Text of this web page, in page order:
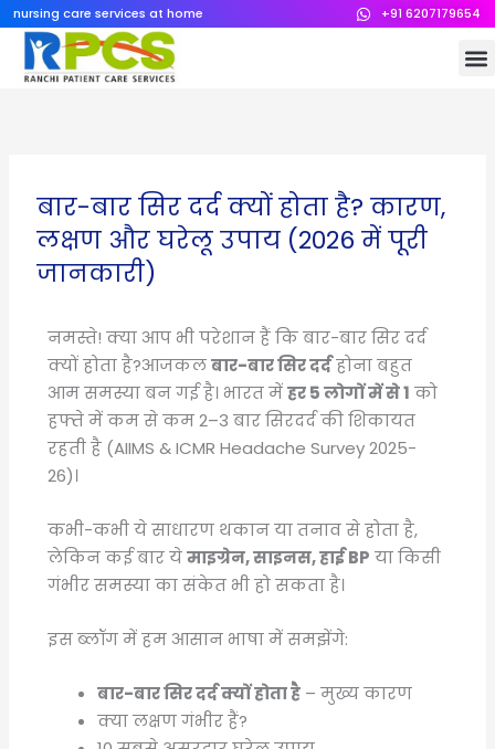
Skip
content
nursing care services at home +91 6207179654
बार-बार सिर दर्द क्यों होता है? कारण,
लक्षण और घरेलू उपाय (2026 में पूरी
जानकारी)
नमस्ते! क्या आप भी परेशान हैं कि बार-बार सिर दर्द
क्यों होता है?आजकलबार-बार सिर दर्दहोना बहुत
आम समस्या बन गई है। भारत मेंहर 5 लोगों में से 1 को
हफ्ते में कम से कम 2–3 बार सिरदर्द की शिकायत
रहती है (AIIMS & ICMR Headache Survey 2025-
26)।
कभी-कभी ये साधारण थकान या तनाव से होता है,
लेकिन कई बार येमाइग्रेन, साइनस, हाई BP या किसी
गंभीर समस्या का संकेत भी हो सकता है।
इस ब्लॉग में हम आसान भाषा में समझेंगे:
बार-बार सिर दर्द क्यों होता है – मुख्य कारण
क्या लक्षण गंभीर हैं?